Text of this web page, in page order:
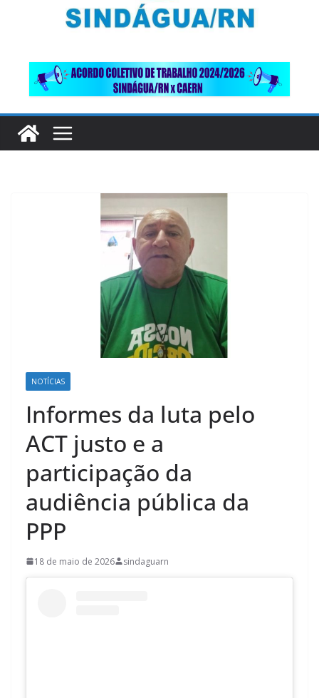
NOTÍCIAS
Informes da luta pelo
ACT justo e a
participação da
audiência pública da
PPP
18 de maio de 2026 sindaguarn